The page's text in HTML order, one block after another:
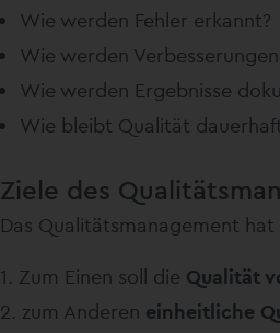
Wie werden Fehler erkannt?
Wie werden
Wie werden Ergebnisse
Wie bleibt Qualität
Ziele des
Das Qualitätsmanagement
Zum Einen soll die Qualität
zum Anderen einheitliche